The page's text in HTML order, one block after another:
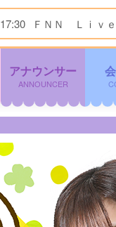
17:30 ＦＮＮ Ｌｉｖ
アナウンサー
ANNOUNCER